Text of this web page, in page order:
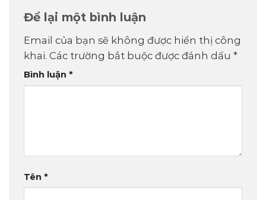
Để lại một bình luận
Email của bạn sẽ không được hiển thị công
khai. Các trường bắt buộc được đánh dấu *
Bình luận *
Tên *